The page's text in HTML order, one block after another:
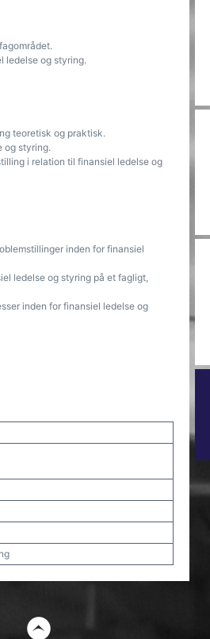
ledelse og styring.
teoretisk og praktisk.
og styring.
i relation til finansiel ledelse og
inden for finansiel
ledelse og styring på et fagligt,
inden for finansiel ledelse og
t